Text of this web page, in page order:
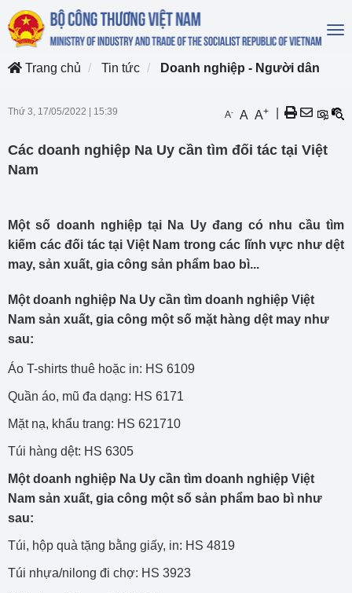
Trang chủ
Tin tức Doanh nghiệp - Người dân
Thứ 3, 17/05/2022 15:39 A- A A+
Các doanh nghiệp Na Uy cần tìm đối tác tại Việt
Nam
Một số doanh nghiệp tại Na Uy đang có nhu cầu tìm
kiếm các đối tác tại Việt Nam trong các lĩnh vực như dệt
may, sản xuất, gia công sản phẩm bao bì...
Một doanh nghiệp Na Uy cần tìm doanh nghiệp Việt
Nam sản xuất, gia công một số mặt hàng dệt may như
sau:
Áo T-shirts thuê hoặc in: HS 6109
Quần áo, mũ đa dạng: HS 6171
Mặt nạ, khẩu trang: HS 621710
Túi hàng dệt: HS 6305
Một doanh nghiệp Na Uy cần tìm doanh nghiệp Việt
Nam sản xuất, gia công một số sản phẩm bao bì như
sau:
Túi, hộp quà tặng bằng giấy, in: HS 4819
Túi nhựa/nilong đi chợ: HS 3923